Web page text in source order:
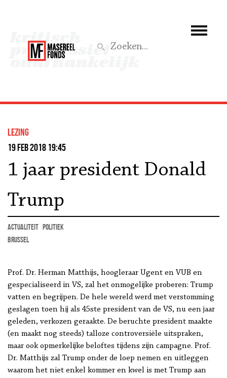
Wat we doen
Aktief
lezing
19 feb 2018 19:45
1 jaar president Donald
Trump
actualiteit politiek
Brussel
Prof. Dr. Herman Matthijs, hoogleraar Ugent en VUB en
gespecialiseerd in VS, zal het onmogelijke proberen: Trump
vatten en begrijpen. De hele wereld werd met verstomming
geslagen toen hij als 45ste president van de VS, nu een jaar
geleden, verkozen geraakte. De beruchte president maakte
(en maakt nog steeds) talloze controversiële uitspraken,
maar ook opmerkelijke beloftes tijdens zijn campagne. Prof.
Dr. Matthijs zal Trump onder de loep nemen en uitleggen
waarom het niet enkel kommer en kwel is met Trump aan